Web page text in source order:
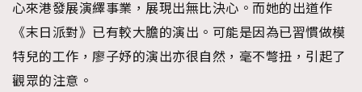
心來港發展演繹事業，展現出無比決心。而她的出道作
《末日派對》已有較大膽的演出。可能是因為已習慣做模
特兒的工作，廖子妤的演出亦很自然，毫不彆扭，引起了
觀眾的注意。